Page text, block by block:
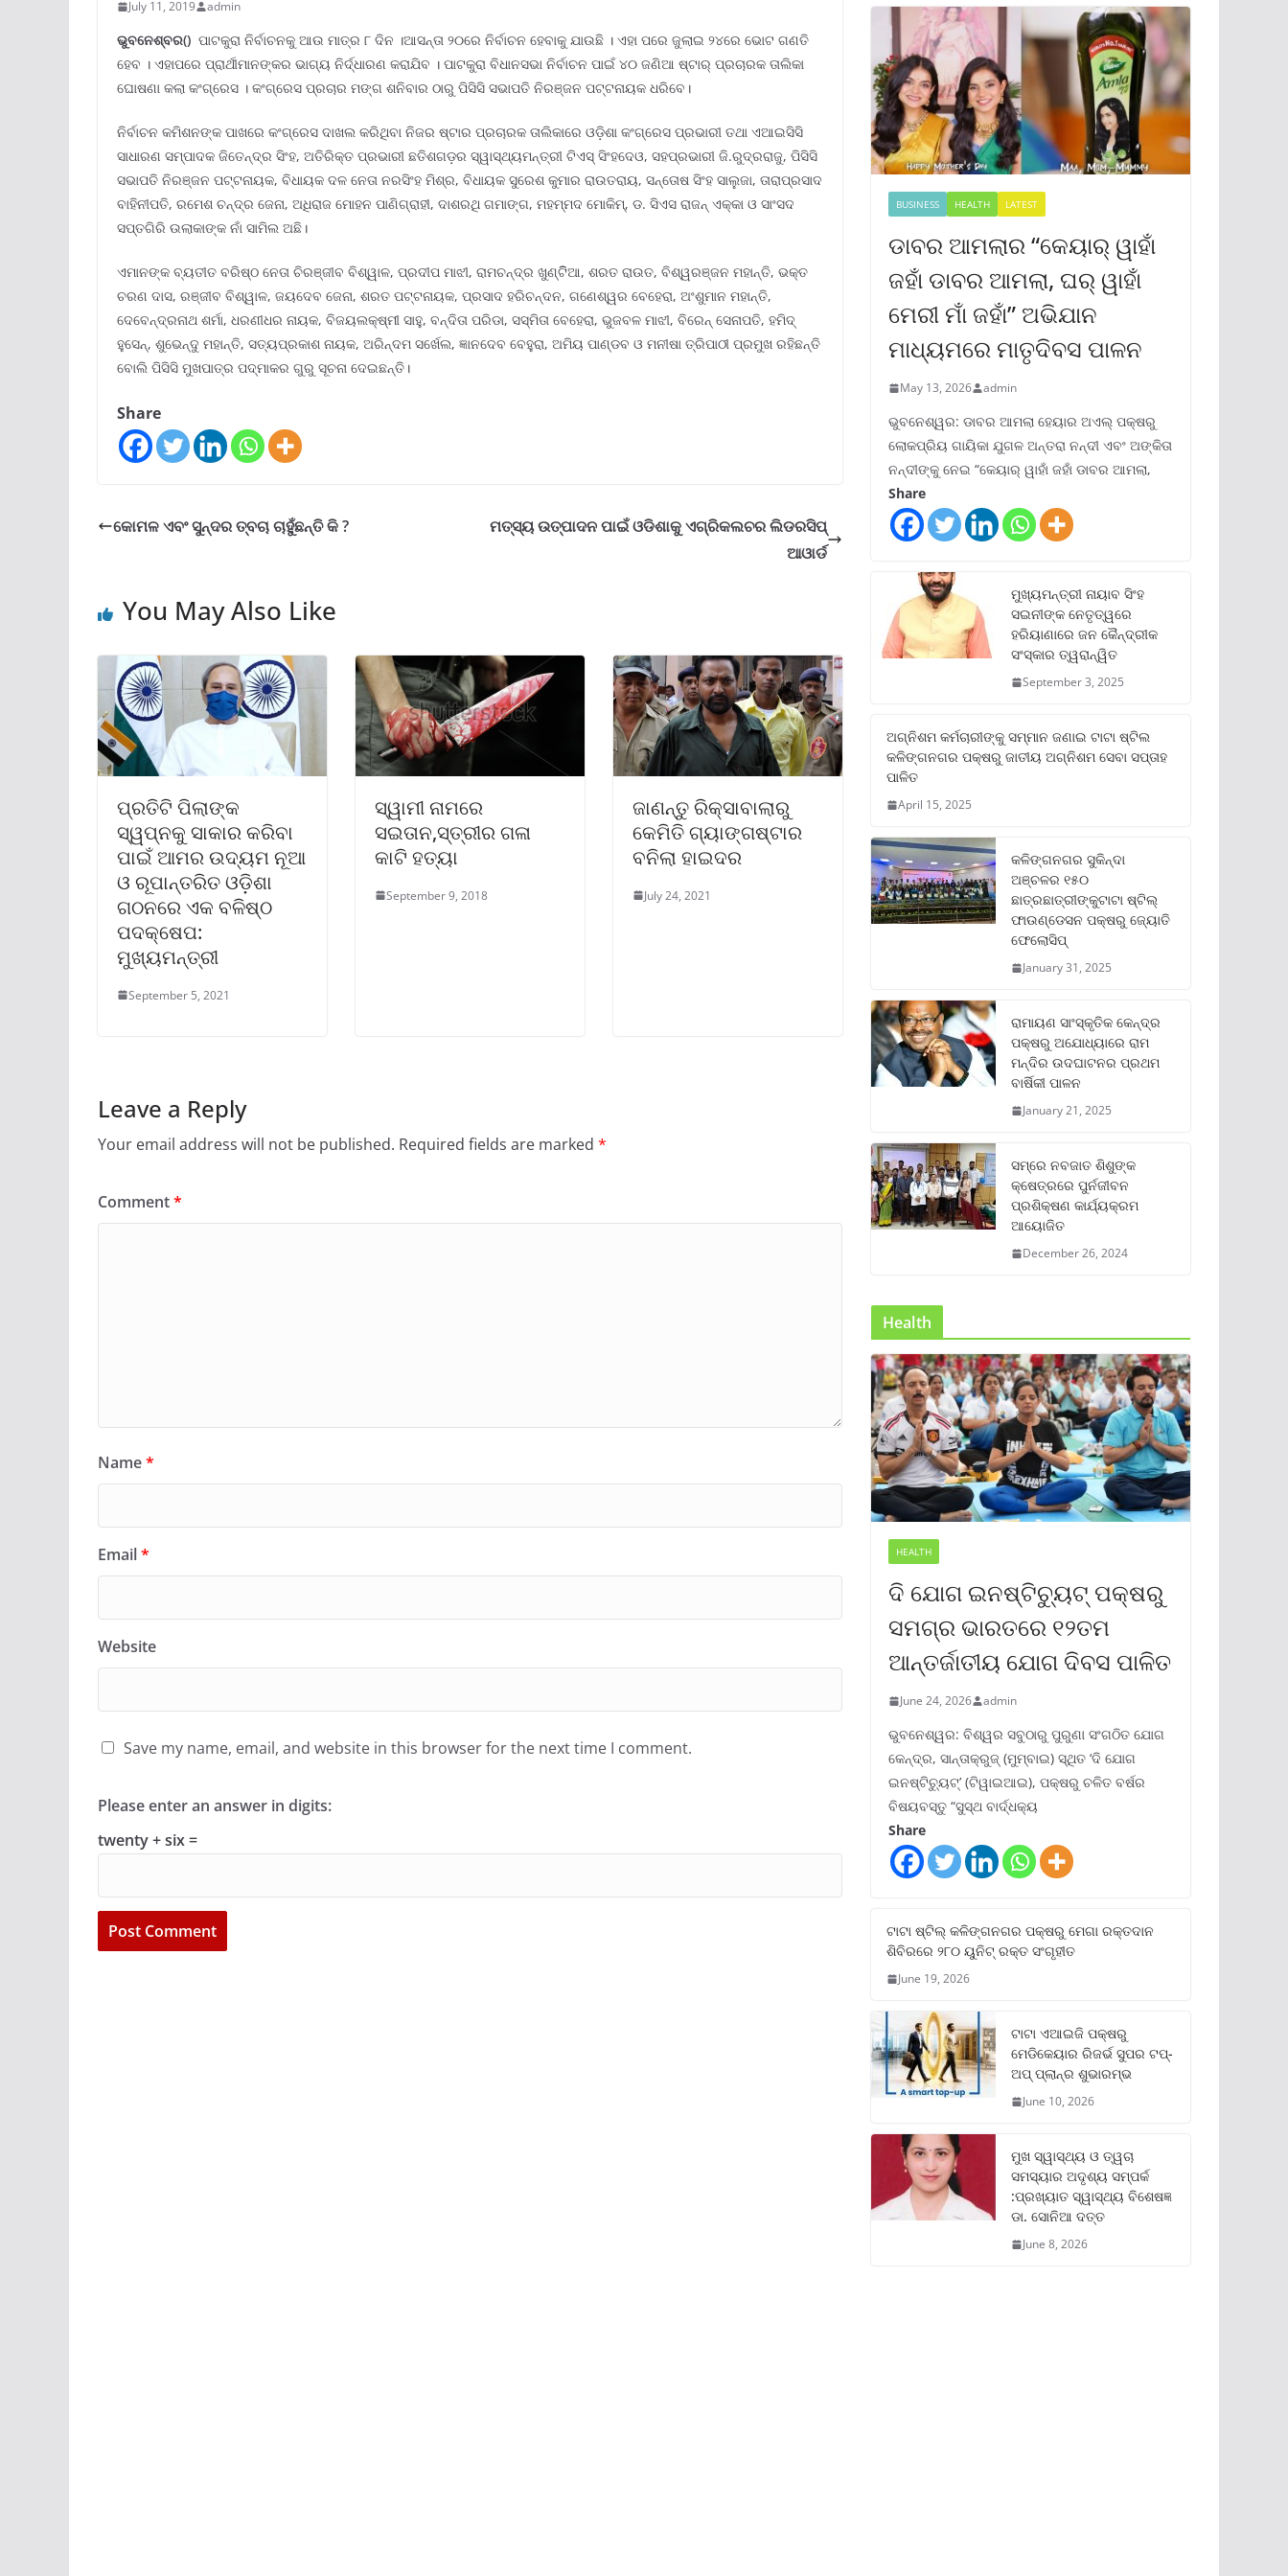
July 11, 2019 admin
ଭୁବନେଶ୍ବର() ପାଟକୁରା ନିର୍ବାଚନକୁ ଆଉ ମାତ୍ର ୮ ଦିନ ।ଆସନ୍ତା ୨୦ରେ ନିର୍ବାଚନ ହେବାକୁ ଯାଉଛି । ଏହା ପରେ ଜୁଲାଇ ୨୪ରେ ଭୋଟ ଗଣତି
ହେବ । ଏହାପରେ ପ୍ରାର୍ଥୀମାନଙ୍କର ଭାଗ୍ୟ ନିର୍ଦ୍ଧାରଣ କରାଯିବ । ପାଟକୁରା ବିଧାନସଭା ନିର୍ବାଚନ ପାଇଁ ୪୦ ଜଣିଆ ଷ୍ଟାର୍ ପ୍ରଚାରକ ତାଲିକା
ଘୋଷଣା କଲା କଂଗ୍ରେସ । କଂଗ୍ରେସ ପ୍ରଚାର ମଙ୍ଗ ଶନିବାର ଠାରୁ ପିସିସି ସଭାପତି ନିରଞ୍ଜନ ପଟ୍ଟନାୟକ ଧରିବେ।
ନିର୍ବାଚନ କମିଶନଙ୍କ ପାଖରେ କଂଗ୍ରେସ ଦାଖଲ କରିଥିବା ନିଜର ଷ୍ଟାର ପ୍ରଚାରକ ତାଲିକାରେ ଓଡ଼ିଶା କଂଗ୍ରେସ ପ୍ରଭାରୀ ତଥା ଏଆଇସିସି
ସାଧାରଣ ସମ୍ପାଦକ ଜିତେନ୍ଦ୍ର ସିଂହ, ଅତିରିକ୍ତ ପ୍ରଭାରୀ ଛତିଶଗଡ଼ର ସ୍ୱାସ୍ଥ୍ୟମନ୍ତ୍ରୀ ଟିଏସ୍ ସିଂହଦେଓ, ସହପ୍ରଭାରୀ ଜି.ରୁଦ୍ରରାଜୁ, ପିସିସି
ସଭାପତି ନିରଞ୍ଜନ ପଟ୍ଟନାୟକ, ବିଧାୟକ ଦଳ ନେତା ନରସିଂହ ମିଶ୍ର, ବିଧାୟକ ସୁରେଶ କୁମାର ରାଉତରାୟ, ସନ୍ତୋଷ ସିଂହ ସାଲୁଜା, ତାରାପ୍ରସାଦ
ବାହିନୀପତି, ରମେଶ ଚନ୍ଦ୍ର ଜେନା, ଅଧିରାଜ ମୋହନ ପାଣିଗ୍ରାହୀ, ଦାଶରଥି ଗମାଙ୍ଗ, ମହମ୍ମଦ ମୋକିମ୍, ଡ. ସିଏସ ରାଜନ୍ ଏକ୍କା ଓ ସାଂସଦ
ସପ୍ତଗିରି ଉଲାକାଙ୍କ ନାଁ ସାମିଲ ଅଛି।
ଏମାନଙ୍କ ବ୍ୟତୀତ ବରିଷ୍ଠ ନେତା ଚିରଞ୍ଜୀବ ବିଶ୍ୱାଳ, ପ୍ରଦୀପ ମାଝୀ, ରାମଚନ୍ଦ୍ର ଖୁଣ୍ଟିିଆ, ଶରତ ରାଉତ, ବିଶ୍ୱରଞ୍ଜନ ମହାନ୍ତି, ଭକ୍ତ
ଚରଣ ଦାସ, ରଞ୍ଜୀବ ବିଶ୍ୱାଳ, ଜୟଦେବ ଜେନା, ଶରତ ପଟ୍ଟନାୟକ, ପ୍ରସାଦ ହରିଚନ୍ଦନ, ଗଣେଶ୍ୱର ବେହେରା, ଅଂଶୁମାନ ମହାନ୍ତି,
ଦେବେନ୍ଦ୍ରନାଥ ଶର୍ମା, ଧରଣୀଧର ନାୟକ, ବିଜୟଲକ୍ଷ୍ମୀ ସାହୁ, ବନ୍ଦିତା ପରିଡା, ସସ୍ମିତା ବେହେରା, ଭୁଜବଳ ମାଝୀ, ବିରେନ୍ ସେନାପତି, ହମିଦ୍
ହୁସେନ୍, ଶୁଭେନ୍ଦୁ ମହାନ୍ତି, ସତ୍ୟପ୍ରକାଶ ନାୟକ, ଅରିନ୍ଦମ ସର୍ଖେଲ, ଜ୍ଞାନଦେବ ବେହୁରା, ଅମିୟ ପାଣ୍ଡବ ଓ ମନୀଷା ତ୍ରିପାଠୀ ପ୍ରମୁଖ ରହିଛନ୍ତି
ବୋଲି ପିସିସି ମୁଖପାତ୍ର ପଦ୍ମାକର ଗୁରୁ ସୂଚନା ଦେଇଛନ୍ତି।
Share
କୋମଳ ଏବଂ ସୁନ୍ଦର ତ୍ବଚା ଚାହୁଁଛନ୍ତି କି ?
ମତ୍ସ୍ୟ ଉତ୍ପାଦନ ପାଇଁ ଓଡିଶାକୁ ଏଗ୍ରିକଲଚର ଲିଡରସିପ୍‌
ଆଓାର୍ଡ
You May Also Like
ପ୍ରତିଟି ପିଲାଙ୍କ
ସ୍ୱପ୍ନକୁ ସାକାର କରିବା
ପାଇଁ ଆମର ଉଦ୍ୟମ ନୂଆ
ଓ ରୂପାନ୍ତରିତ ଓଡ଼ିଶା
ଗଠନରେ ଏକ ବଳିଷ୍ଠ
ପଦକ୍ଷେପ:
ମୁଖ୍ୟମନ୍ତ୍ରୀ
September 5, 2021
ସ୍ୱାମୀ ନାମରେ
ସଇତାନ,ସ୍ତ୍ରୀର ଗଳା
କାଟି ହତ୍ୟା
September 9, 2018
ଜାଣନ୍ତୁ ରିକ୍ସାବାଲାରୁ
କେମିତି ଗ୍ୟାଙ୍ଗଷ୍ଟାର
ବନିଲା ହାଇଦର
July 24, 2021
Leave a Reply
Your email address will not be published. Required fields are marked *
Comment*
Name*
Email*
Website
Save my name, email, and website in this browser for the next time I comment.
Please enter an answer in digits:
twenty + six =
BUSINESS HEALTH LATEST
ଡାବର ଆମଲାର “କେୟାର୍ ୱାହାଁ
ଜହାଁ ଡାବର ଆମଲା, ଘର୍ ୱାହାଁ
ମେରୀ ମାଁ ଜହାଁ” ଅଭିଯାନ
ମାଧ୍ୟମରେ ମାତୃଦିବସ ପାଳନ
May 13, 2026 admin
ଭୁବନେଶ୍ୱର: ଡାବର ଆମଲା ହେୟାର ଅଏଲ୍ ପକ୍ଷରୁ
ଲୋକପ୍ରିୟ ଗାୟିକା ଯୁଗଳ ଅନ୍ତରା ନନ୍ଦୀ ଏବଂ ଅଙ୍କିତା
ନନ୍ଦୀଙ୍କୁ ନେଇ “କେୟାର୍ ୱାହାଁ ଜହାଁ ଡାବର ଆମଲା,
Share
ମୁଖ୍ୟମନ୍ତ୍ରୀ ନାୟାବ ସିଂହ
ସଇନୀଙ୍କ ନେତୃତ୍ୱରେ
ହରିୟାଣାରେ ଜନ କୈନ୍ଦ୍ରୀକ
ସଂସ୍କାର ତ୍ୱରାନ୍ୱିତ
September 3, 2025
ଅଗ୍ନିଶମ କର୍ମଚାରୀଙ୍କୁ ସମ୍ମାନ ଜଣାଇ ଟାଟା ଷ୍ଟିଲ
କଳିଙ୍ଗନଗର ପକ୍ଷରୁ ଜାତୀୟ ଅଗ୍ନିଶମ ସେବା ସପ୍ତାହ
ପାଳିତ
April 15, 2025
କଳିଙ୍ଗନଗର ସୁକିନ୍ଦା
ଅଞ୍ଚଳର ୧୫୦
ଛାତ୍ରଛାତ୍ରୀଙ୍କୁଟାଟା ଷ୍ଟିଲ୍
ଫାଉଣ୍ଡେସନ ପକ୍ଷରୁ ଜ୍ୟୋତି
ଫେଲୋସିପ୍‌
January 31, 2025
ରାମାୟଣ ସାଂସ୍କୃତିକ କେନ୍ଦ୍ର
ପକ୍ଷରୁ ଅଯୋଧ୍ୟାରେ ରାମ
ମନ୍ଦିର ଉଦଘାଟନର ପ୍ରଥମ
ବାର୍ଷିକୀ ପାଳନ
January 21, 2025
ସମ୍‌ରେ ନବଜାତ ଶିଶୁଙ୍କ
କ୍ଷେତ୍ରରେ ପୁର୍ନଜୀବନ
ପ୍ରଶିକ୍ଷଣ କାର୍ଯ୍ୟକ୍ରମ
ଆୟୋଜିତ
December 26, 2024
Health
HEALTH
ଦି ଯୋଗ ଇନଷ୍ଟିଚ୍ୟୁଟ୍ ପକ୍ଷରୁ
ସମଗ୍ର ଭାରତରେ ୧୨ତମ
ଆନ୍ତର୍ଜାତୀୟ ଯୋଗ ଦିବସ ପାଳିତ
June 24, 2026 admin
ଭୁବନେଶ୍ୱର: ବିଶ୍ୱର ସବୁଠାରୁ ପୁରୁଣା ସଂଗଠିତ ଯୋଗ
କେନ୍ଦ୍ର, ସାନ୍ତାକ୍ରୁଜ୍ (ମୁମ୍ବାଇ) ସ୍ଥିତ ‘ଦି ଯୋଗ
ଇନଷ୍ଟିଚ୍ୟୁଟ୍‌’ (ଟିୱାଇଆଇ), ପକ୍ଷରୁ ଚଳିତ ବର୍ଷର
ବିଷୟବସ୍ତୁ “ସୁସ୍ଥ ବାର୍ଦ୍ଧକ୍ୟ
Share
ଟାଟା ଷ୍ଟିଲ୍‌ କଳିଙ୍ଗନଗର ପକ୍ଷରୁ ମେଗା ରକ୍ତଦାନ
ଶିବିରରେ ୨୮୦ ୟୁନିଟ୍‌ ରକ୍ତ ସଂଗୃହୀତ
June 19, 2026
ଟାଟା ଏଆଇଜି ପକ୍ଷରୁ
ମେଡିକେୟାର ରିଜର୍ଭ ସୁପର ଟପ୍‌-
ଅପ୍ ପ୍ଲାନ୍‌ର ଶୁଭାରମ୍ଭ
June 10, 2026
ମୁଖ ସ୍ୱାସ୍ଥ୍ୟ ଓ ତ୍ୱଚା
ସମସ୍ୟାର ଅଦୃଶ୍ୟ ସମ୍ପର୍କ
:ପ୍ରଖ୍ୟାତ ସ୍ୱାସ୍ଥ୍ୟ ବିଶେଷଜ୍ଞ
ଡା. ସୋନିଆ ଦତ୍ତ
June 8, 2026